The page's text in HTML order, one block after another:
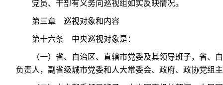
党员、干部有义务向巡视组如实反映情况。
第三章 巡视对象和内容
第十六条 中央巡视对象是：
（一）省、自治区、直辖市党委及其领导班子，省
负责人，副省级城市党委和人大常委会、政府、政协党组